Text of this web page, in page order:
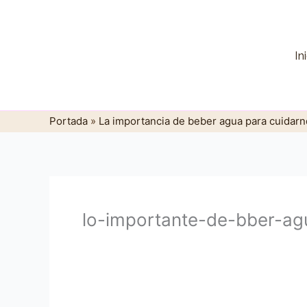
Portada » La importancia de beber agua para
lo-importante-de-bber-